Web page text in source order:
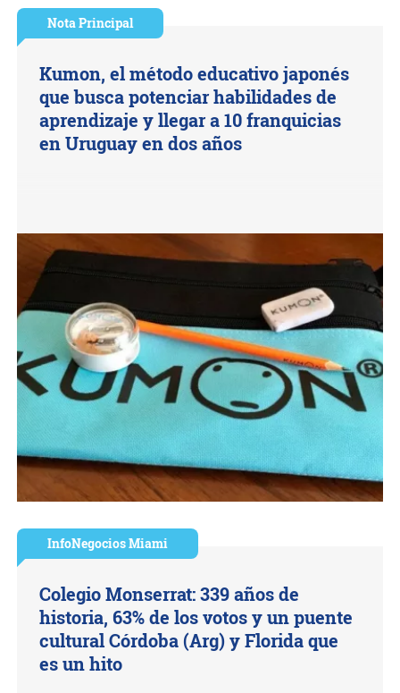
Nota Principal
Kumon, el método educativo japonés
que busca potenciar habilidades de
aprendizaje y llegar a 10 franquicias
en Uruguay en dos años
InfoNegocios Miami
Colegio Monserrat: 339 años de
historia, 63% de los votos y un puente
cultural Córdoba (Arg) y Florida que
es un hito